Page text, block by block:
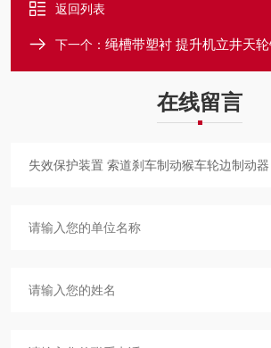
返回列表
下一个： 绳槽带塑衬 提升机立井天
在线留言